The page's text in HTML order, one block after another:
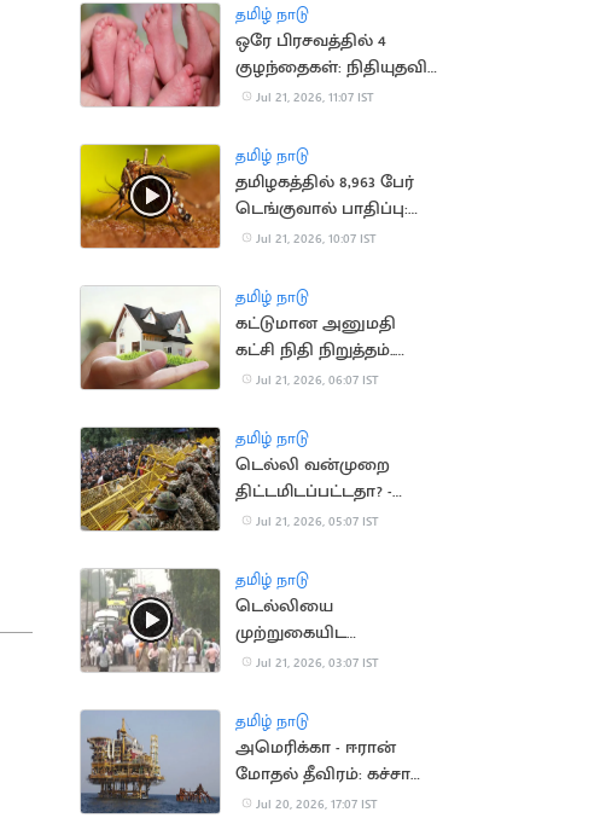
தமிழ் நாடு
ஒரே பிரசவத்தில் 4
குழந்தைகள்: நிதியுதவி
கோரும் ஆஸ்திரேலிய
Jul 21, 2026, 11:07 IST
தமிழ் நாடு
தமிழகத்தில் 8,963 பேர்
டெங்குவால் பாதிப்பு:
சுகாதாரத்துறை தகவல்
Jul 21, 2026, 10:07 IST
தமிழ் நாடு
கட்டுமான அனுமதி
கட்சி நிதி நிறுத்தம்..
வீடுகள் விலை
Jul 21, 2026, 06:07 IST
தமிழ் நாடு
டெல்லி வன்முறை
திட்டமிடப்பட்டதா? -
விசாரணை தீவிரம்
Jul 21, 2026, 05:07 IST
தமிழ் நாடு
டெல்லியை
முற்றுகையிட
விவசாயிகள் ஆயத்தம்
Jul 21, 2026, 03:07 IST
தமிழ் நாடு
அமெரிக்கா - ஈரான்
மோதல் தீவிரம்: கச்சா
எண்ணெய் தட்டுப்பாடு
Jul 20, 2026, 17:07 IST